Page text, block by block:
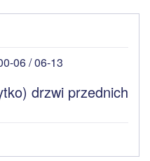
06 / 06-13
drzwi przednich